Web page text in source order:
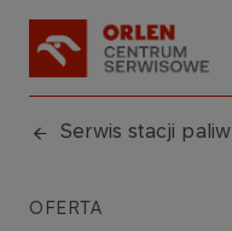
Serwis stacji paliw
OFERTA